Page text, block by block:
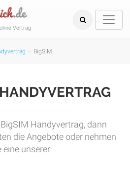
Vertrag
BigSIM
Handyvertrag, dann
die Angebote oder nehmen
eine unserer